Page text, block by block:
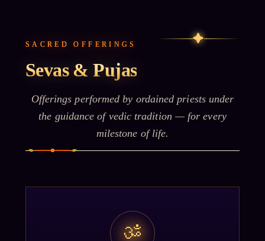
SACRED OFFERINGS ✦
Sevas & Pujas
Offerings performed by ordained priests under
the guidance of vedic tradition — for every
milestone of life.
ॐ